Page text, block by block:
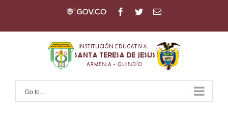
content
Gov Facebook
TwitterEmail
Go to...